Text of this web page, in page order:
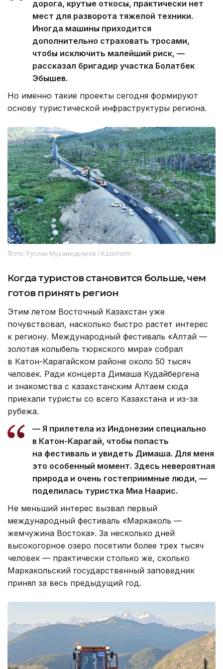
дорога, крутые откосы, практически нет
мест для разворота тяжелой техники.
Иногда машины приходится
дополнительно страховать тросами,
чтобы исключить малейший риск, —
рассказал бригадир участка Болатбек
Эбышев.
Но именно такие проекты сегодня формируют
основу туристической инфраструктуры региона.
Фото: Руслан Мухамедьяров / Kazinform
Когда туристов становится больше, чем
готов принять регион
Этим летом Восточный Казахстан уже
почувствовал, насколько быстро растет интерес
к региону. Международный фестиваль «Алтай —
золотая колыбель тюркского мира» собрал
в Катон-Карагайском районе около 50 тысяч
человек. Ради концерта Димаша Кудайбергена
и знакомства с казахстанским Алтаем сюда
приехали туристы со всего Казахстана и из-за
рубежа.
— Я прилетела из Индонезии специально
в Катон-Карагай, чтобы попасть
на фестиваль и увидеть Димаша. Для меня
это особенный момент. Здесь невероятная
природа и очень гостеприимные люди, —
поделилась туристка Миа Наарис.
Не меньший интерес вызвал первый
международный фестиваль «Маркаколь —
жемчужина Востока». За несколько дней
высокогорное озеро посетили более трех тысяч
человек — практически столько же, сколько
Маркакольский государственный заповедник
принял за весь предыдущий год.